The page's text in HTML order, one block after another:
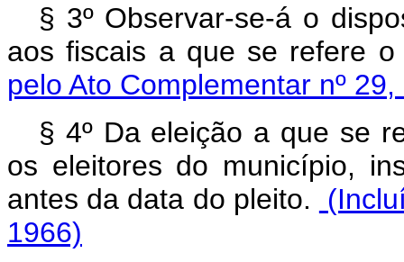
§ 3º Observar‑se‑á o
aos fiscais a que se refere
pelo Ato Complementar nº
§ 4º Da eleição a que se
os eleitores do município,
antes da data do pleito.
1966)